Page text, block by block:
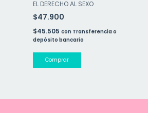
EL DERECHO AL SEXO
$47.900
$45.505 con Transferencia o
depósito bancario